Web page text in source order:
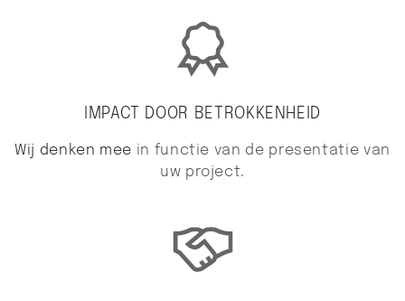
IMPACT DOOR BETROKKENHEID
Wij denken mee in functie van de presentatie van
uw project.